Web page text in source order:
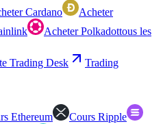
Cardano
Acheter
Acheter Polkadottous les
Trading Desk
Trading
Ethereum
Cours Ripple